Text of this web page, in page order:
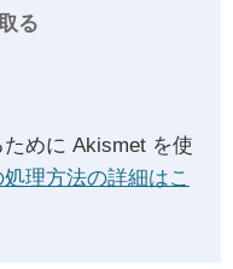
る
めに Akismet を使
理方法の詳細はこ